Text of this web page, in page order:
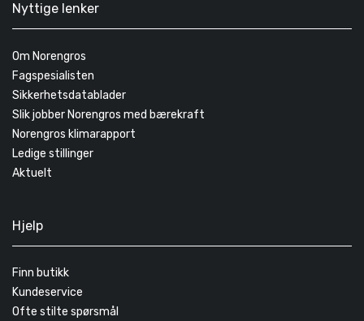
Nyttige lenker
Om Norengros
Fagspesialisten
Sikkerhetsdatablader
Slik jobber Norengros med bærekraft
Norengros klimarapport
Ledige stillinger
Aktuelt
Hjelp
Finn butikk
Kundeservice
Ofte stilte spørsmål